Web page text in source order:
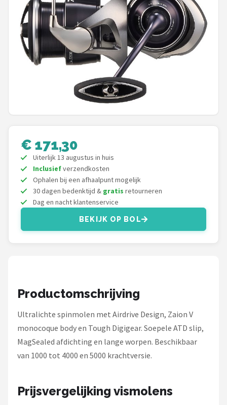
Shop
POPULAIRE MERKEN
Westin
Rapala
PB Products
Fox Rage
Rozemeijer
€ 171,30
Uiterlijk 13 augustus in huis
Inclusiefverzendkosten
Ophalen bij een afhaalpunt mogelijk
30 dagen bedenktijd & gratis retourneren
Dag en nacht klantenservice
BEKIJK OP BOL
Productomschrijving
Ultralichte spinmolen met Airdrive Design, Zaion V
monocoque body en Tough Digigear. Soepele ATD slip,
MagSealed afdichting en lange worpen. Beschikbaar
van 1000 tot 4000 en 5000 krachtversie.
Prijsvergelijking vismolens